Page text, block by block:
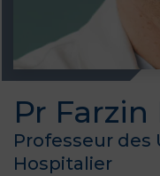
Pr Farzin
Professeur des
Hospitalier